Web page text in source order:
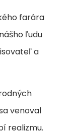
farára
ľudu
a
venoval
realizmu.